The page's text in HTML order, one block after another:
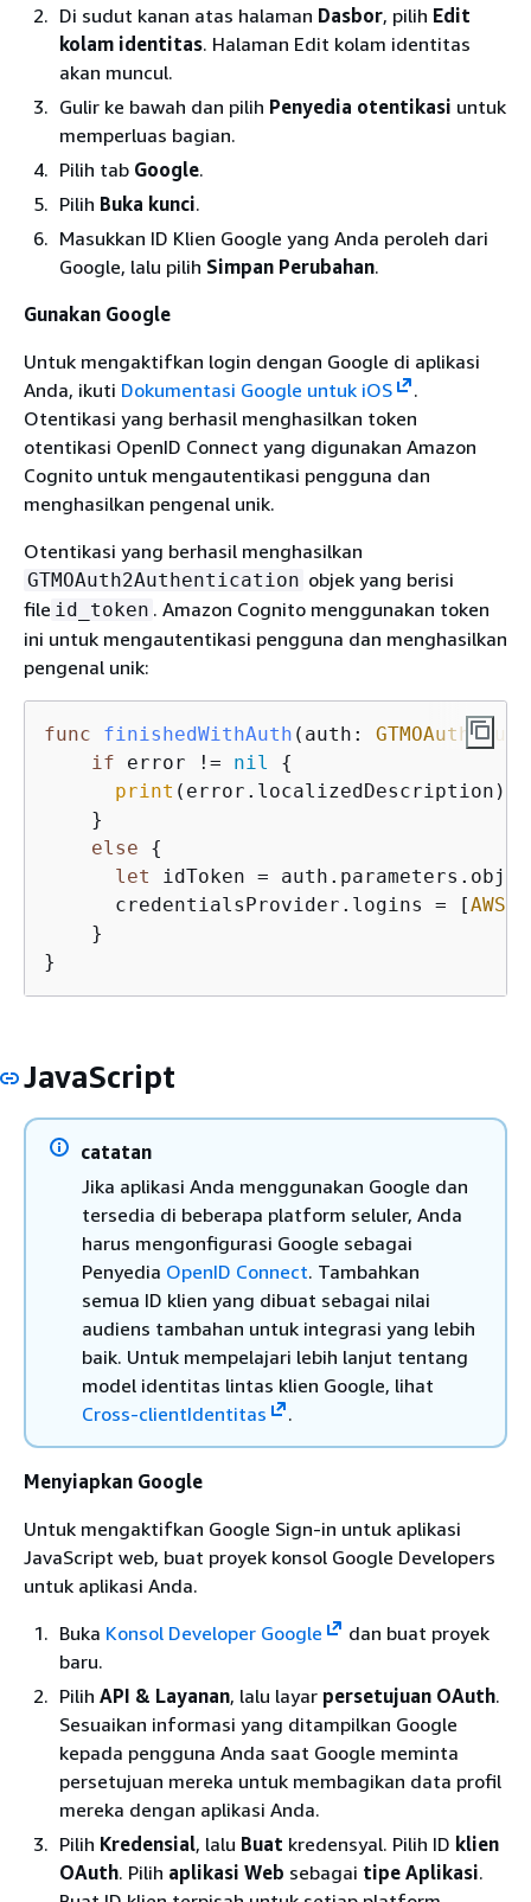
Di sudut kanan atas halaman Dasbor, pilih Edit
kolam identitas. Halaman Edit kolam identitas
akan muncul.
Gulir ke bawah dan pilih Penyedia otentikasi untuk
memperluas bagian.
Pilih tab Google.
Pilih Buka kunci.
Masukkan ID Klien Google yang Anda peroleh dari
Google, lalu pilih Simpan Perubahan.
Gunakan Google
Untuk mengaktifkan login dengan Google di aplikasi
Anda, ikuti Dokumentasi Google untuk iOS
.
Otentikasi yang berhasil menghasilkan token
otentikasi OpenID Connect yang digunakan Amazon
Cognito untuk mengautentikasi pengguna dan
menghasilkan pengenal unik.
Otentikasi yang berhasil menghasilkan
GTMOAuth2Authentication objek yang berisi
file id_token . Amazon Cognito menggunakan token
ini untuk mengautentikasi pengguna dan menghasilkan
pengenal unik:
func finishedWithAuth ( auth :
if error != nil
{
print (error.localizedDescription)
    }
else
{
let
idToken =
      credentialsProvider.logins
= [
    }
}
JavaScript
catatan
Jika aplikasi Anda menggunakan Google dan
tersedia di beberapa platform seluler, Anda
harus mengonfigurasi Google sebagai
Penyedia OpenID Connect. Tambahkan
semua ID klien yang dibuat sebagai nilai
audiens tambahan untuk integrasi yang lebih
baik. Untuk mempelajari lebih lanjut tentang
model identitas lintas klien Google, lihat
Cross-clientIdentitas
.
Menyiapkan Google
Untuk mengaktifkan Google Sign-in untuk aplikasi
JavaScript web, buat proyek konsol Google Developers
untuk aplikasi Anda.
Buka Konsol Developer Google
dan buat proyek
baru.
Pilih API & Layanan, lalu layar persetujuan OAuth.
Sesuaikan informasi yang ditampilkan Google
kepada pengguna Anda saat Google meminta
persetujuan mereka untuk membagikan data profil
mereka dengan aplikasi Anda.
Pilih Kredensial, lalu Buat kredensyal. Pilih ID klien
OAuth. Pilih aplikasi Web sebagai tipe Aplikasi.